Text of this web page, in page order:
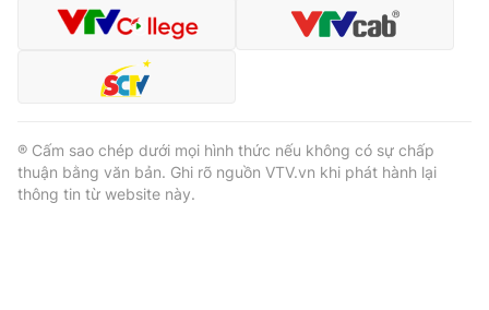
® Cấm sao chép dưới mọi hình thức nếu không có sự chấp
thuận bằng văn bản. Ghi rõ nguồn VTV.vn khi phát hành lại
thông tin từ website này.